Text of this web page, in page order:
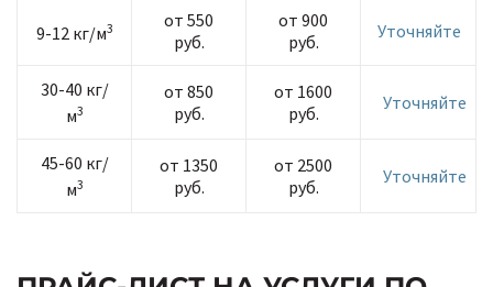
9-12 кг/м3
от 550
руб.
от 900
руб.
Уточняйте
30-40 кг/
м3
от 850
руб.
от 1600
руб.
Уточняйте
45-60 кг/
м3
от 1350
руб.
от 2500
руб.
Уточняйте